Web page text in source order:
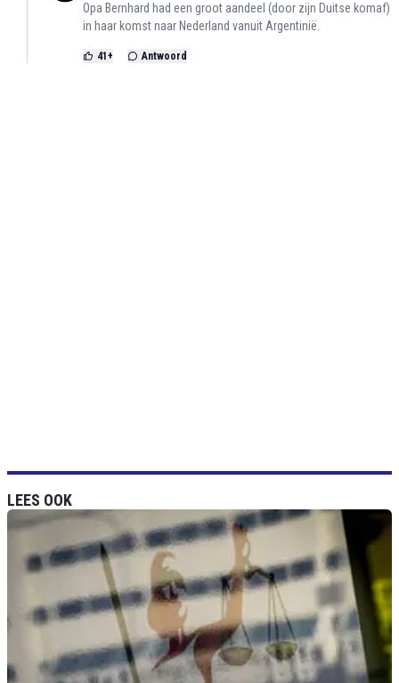
Opa Bernhard had een groot aandeel (door zijn Duitse komaf)
in haar komst naar Nederland vanuit Argentinië.
41 + Antwoord
LEES OOK